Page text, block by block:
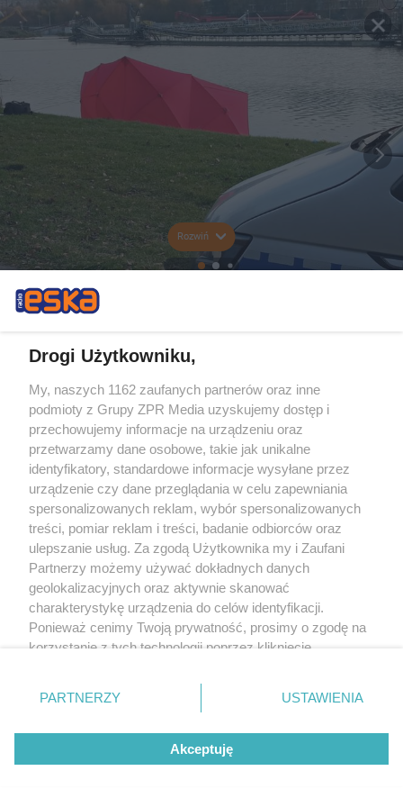
Rozwiń
Drogi Użytkowniku,
My, naszych 1162 zaufanych partnerów oraz inne
podmioty z Grupy ZPR Media uzyskujemy dostęp i
przechowujemy informacje na urządzeniu oraz
przetwarzamy dane osobowe, takie jak unikalne
identyfikatory, standardowe informacje wysyłane przez
urządzenie czy dane przeglądania w celu zapewniania
spersonalizowanych reklam, wybór spersonalizowanych
treści, pomiar reklam i treści, badanie odbiorców oraz
ulepszanie usług. Za zgodą Użytkownika my i Zaufani
Partnerzy możemy używać dokładnych danych
geolokalizacyjnych oraz aktywnie skanować
charakterystykę urządzenia do celów identyfikacji.
Ponieważ cenimy Twoją prywatność, prosimy o zgodę na
korzystanie z tych technologii poprzez kliknięcie
zmienić/wycofać klikając przycisk ustawień prywatności
znajdujący się w lewym dolnym rogu strony
rodzaje przetwarzania danych nie wymagają zgody
użytkownika, ale masz prawo sprzeciwić się takiemu
przetwarzaniu. Preferencje będą miały zastosowanie tylko
PARTNERZY USTAWIENIA
Akceptuję